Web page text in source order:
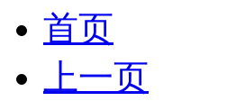
首页
上一页